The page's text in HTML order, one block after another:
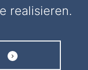
realisieren.